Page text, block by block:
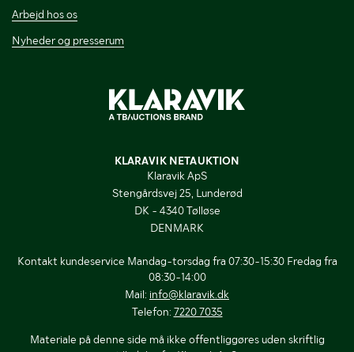
Arbejd hos os
Nyheder og presserum
KLARAVIK NETAUKTION
Klaravik ApS
Stengårdsvej 25, Lunderød
DK - 4340 Tølløse
DENMARK
Kontakt kundeservice Mandag-torsdag fra 07:30-15:30 Fredag fra
08:30-14:00
Mail: info@klaravik.dk
Telefon: 7220 7035
Materiale på denne side må ikke offentliggøres uden skriftlig